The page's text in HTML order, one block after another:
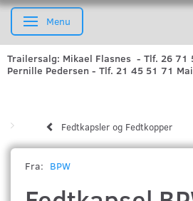
Skifte navigation
Menu
Trailersalg: Mikael Flasnes - Tlf. 26 71
Pernille Pedersen - Tlf. 21 45 51 71
Fedtkapsler og Fedtkopper
Fra: BPW